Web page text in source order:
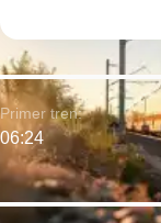
Primer tren:
06:24